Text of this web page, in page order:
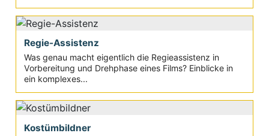
Regie-Assistenz
Was genau macht eigentlich die Regieassistenz in
Vorbereitung und Drehphase eines Films? Einblicke in
ein komplexes...
Kostümbildner